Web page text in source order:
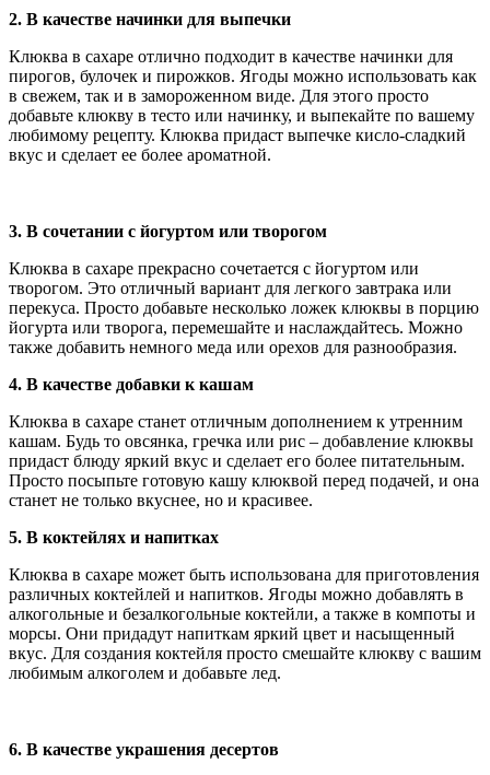
2. В качестве начинки для выпечки
Клюква в сахаре отлично подходит в качестве начинки для
пирогов, булочек и пирожков. Ягоды можно использовать как
в свежем, так и в замороженном виде. Для этого просто
добавьте клюкву в тесто или начинку, и выпекайте по вашему
любимому рецепту. Клюква придаст выпечке кисло-сладкий
вкус и сделает ее более ароматной.
3. В сочетании с йогуртом или творогом
Клюква в сахаре прекрасно сочетается с йогуртом или
творогом. Это отличный вариант для легкого завтрака или
перекуса. Просто добавьте несколько ложек клюквы в порцию
йогурта или творога, перемешайте и наслаждайтесь. Можно
также добавить немного меда или орехов для разнообразия.
4. В качестве добавки к кашам
Клюква в сахаре станет отличным дополнением к утренним
кашам. Будь то овсянка, гречка или рис – добавление клюквы
придаст блюду яркий вкус и сделает его более питательным.
Просто посыпьте готовую кашу клюквой перед подачей, и она
станет не только вкуснее, но и красивее.
5. В коктейлях и напитках
Клюква в сахаре может быть использована для приготовления
различных коктейлей и напитков. Ягоды можно добавлять в
алкогольные и безалкогольные коктейли, а также в компоты и
морсы. Они придадут напиткам яркий цвет и насыщенный
вкус. Для создания коктейля просто смешайте клюкву с вашим
любимым алкоголем и добавьте лед.
6. В качестве украшения десертов